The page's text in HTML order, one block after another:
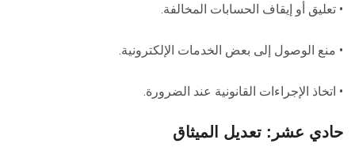
• تعليق أو إيقاف الحسابات المخالفة.
• منع الوصول إلى بعض الخدمات الإلكترونية.
• اتخاذ الإجراءات القانونية عند الضرورة.
حادي عشر: تعديل الميثاق